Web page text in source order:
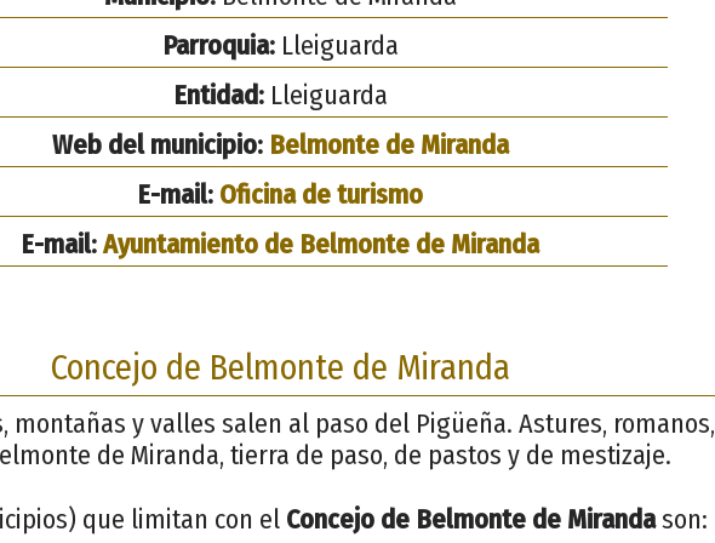
Parroquia:Lleiguarda
Entidad:Lleiguarda
Web del municipio: Belmonte de Miranda
E-mail: Oficina de turismo
E-mail:Ayuntamiento de Belmonte de Miranda
Concejo de Belmonte de Miranda
montañas y valles salen al paso del Pigüeña. Astures, romanos,
de Miranda, tierra de paso, de pastos y de mestizaje.
que limitan con el Concejo de Belmonte de Mirandason: